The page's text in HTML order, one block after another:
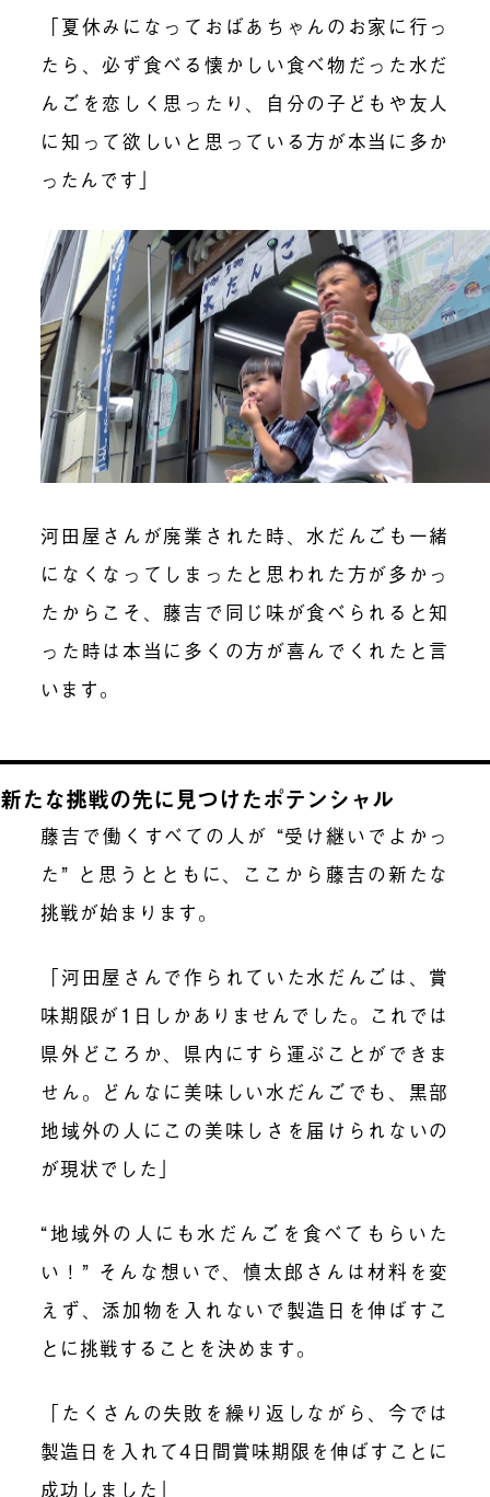
「夏休みになっておばあちゃんのお家に行っ
たら、必ず食べる懐かしい食べ物だった水だ
んごを恋しく思ったり、自分の子どもや友人
に知って欲しいと思っている方が本当に多か
ったんです」
河田屋さんが廃業された時、水だんごも一緒
になくなってしまったと思われた方が多かっ
たからこそ、藤吉で同じ味が食べられると知
った時は本当に多くの方が喜んでくれたと言
います。
新たな挑戦の先に見つけたポテンシャル
藤吉で働くすべての人が “受け継いでよかっ
た” と思うとともに、ここから藤吉の新たな
挑戦が始まります。
「河田屋さんで作られていた水だんごは、賞
味期限が1日しかありませんでした。これでは
県外どころか、県内にすら運ぶことができま
せん。どんなに美味しい水だんごでも、黒部
地域外の人にこの美味しさを届けられないの
が現状でした」
“地域外の人にも水だんごを食べてもらいた
い！” そんな想いで、慎太郎さんは材料を変
えず、添加物を入れないで製造日を伸ばすこ
とに挑戦することを決めます。
「たくさんの失敗を繰り返しながら、今では
製造日を入れて4日間賞味期限を伸ばすことに
成功しました」